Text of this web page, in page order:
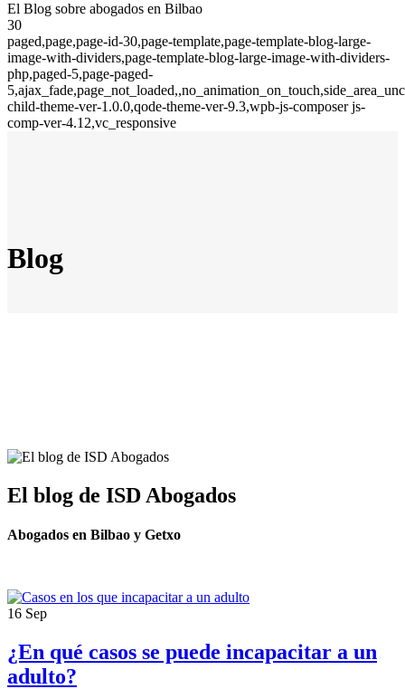
El Blog sobre abogados en Bilbao
30
paged,page,page-id-30,page-template,page-template-blog-large-
image-with-dividers,page-template-blog-large-image-with-dividers-
php,paged-5,page-paged-
child-theme-ver-1.0.0,qode-theme-ver-9.3,wpb-js-composer js-
comp-ver-4.12,vc_responsive
Blog
El blog de ISD Abogados
Abogados en Bilbao y Getxo
16 Sep
¿En qué casos se puede incapacitar a un
adulto?